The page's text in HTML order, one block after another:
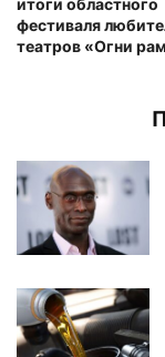
итоги областного
фестиваля
театров «Огни